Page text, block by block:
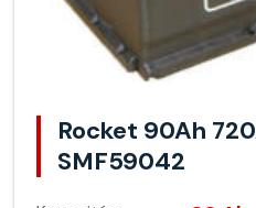
Rocket 90Ah
SMF59042